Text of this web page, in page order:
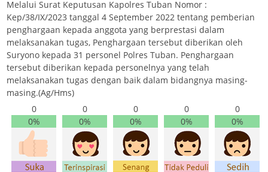
Melalui Surat Keputusan Kapolres Tuban Nomor :
Kep/38/IX/2023 tanggal 4 September 2022 tentang pemberian
penghargaan kepada anggota yang berprestasi dalam
melaksanakan tugas, Penghargaan tersebut diberikan oleh
Suryono kepada 31 personel Polres Tuban. Penghargaan
tersebut diberikan kepada personelnya yang telah
melaksanakan tugas dengan baik dalam bidangnya masing-
masing.(Ag/Hms)
0
0%
0
0%
0
0%
0
0%
0
0%